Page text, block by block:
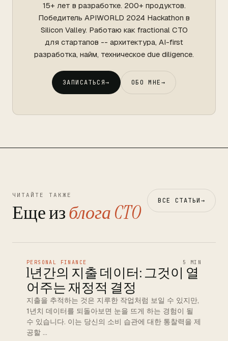
15+ лет в разработке. 200+ продуктов.
Победитель APIWORLD 2024 Hackathon в
Silicon Valley. Работаю как fractional CTO
для стартапов -- архитектура, AI-first
разработка, найм, техническое due diligence.
ЗАПИСАТЬСЯ→ ОБО МНЕ→
ЧИТАЙТЕ ТАКЖЕ
Еще изблога CTO ВСЕ СТАТЬИ→
PERSONAL FINANCE 5 MIN
1년간의 지출 데이터: 그것이 열
어주는 재정적 결정
지출을 추적하는 것은 지루한 작업처럼 보일 수 있지만,
1년치 데이터를 되돌아보면 눈을 뜨게 하는 경험이 될
수 있습니다. 이는 당신의 소비 습관에 대한 통찰력을 제
공할 …